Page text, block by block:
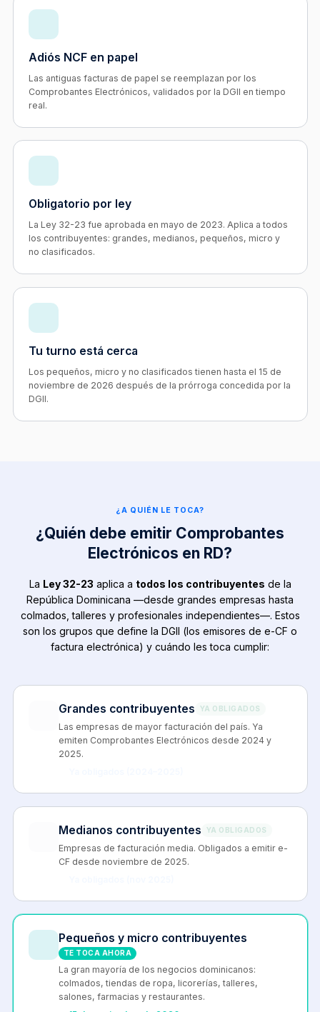
Adiós NCF en papel
Las antiguas facturas de papel se reemplazan por los
Comprobantes Electrónicos, validados por la DGII en tiempo
real.
Obligatorio por ley
La Ley 32-23 fue aprobada en mayo de 2023. Aplica a todos
los contribuyentes: grandes, medianos, pequeños, micro y
no clasificados.
Tu turno está cerca
Los pequeños, micro y no clasificados tienen hasta el 15 de
noviembre de 2026 después de la prórroga concedida por la
DGII.
¿A QUIÉN LE TOCA?
¿Quién debe emitir Comprobantes
Electrónicos en RD?
La Ley 32-23 aplica a todos los contribuyentes de la
República Dominicana —desde grandes empresas hasta
colmados, talleres y profesionales independientes—. Estos
son los grupos que define la DGII (los emisores de e-CF o
factura electrónica) y cuándo les toca cumplir:
Grandes contribuyentes YA OBLIGADOS
Las empresas de mayor facturación del país. Ya
emiten Comprobantes Electrónicos desde 2024 y
2025.
Medianos contribuyentes YA OBLIGADOS
Empresas de facturación media. Obligados a emitir e-
CF desde noviembre de 2025.
Pequeños y micro contribuyentes
TE TOCA AHORA
La gran mayoría de los negocios dominicanos:
colmados, tiendas de ropa, licorerías, talleres,
salones, farmacias y restaurantes.